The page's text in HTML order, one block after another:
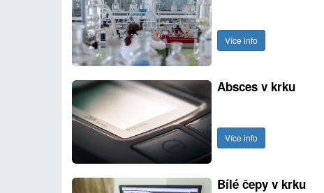
Více info
Absces v krku
Více info
Bílé čepy v krku